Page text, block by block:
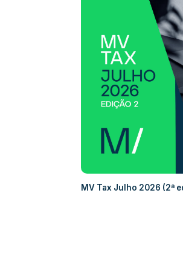
MV Tax Julho 2026 (2ª